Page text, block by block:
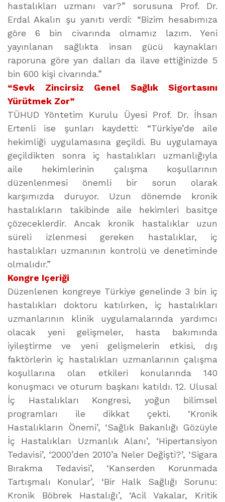
hastalıkları uzmanı var?” sorusuna Prof. Dr.
Erdal Akalın şu yanıtı verdi: “Bizim hesabımıza
göre 6 bin civarında olmamız lazım. Yeni
yayınlanan sağlıkta insan gücü kaynakları
raporuna göre yan dalları da ilave ettiğinizde 5
bin 600 kişi civarında.”
“Sevk Zincirsiz Genel Sağlık Sigortasını
Yürütmek Zor”
TÜHUD Yöntetim Kurulu Üyesi Prof. Dr. İhsan
Ertenli ise şunları kaydetti: “Türkiye’de aile
hekimliği uygulamasına geçildi. Bu uygulamaya
geçildikten sonra iç hastalıkları uzmanlığıyla
aile hekimlerinin çalışma koşullarının
düzenlenmesi önemli bir sorun olarak
karşımızda duruyor. Uzun dönemde kronik
hastalıkların takibinde aile hekimleri basitçe
çözeceklerdir. Ancak kronik hastalıklar uzun
süreli izlenmesi gereken hastalıklar, iç
hastalıkları uzmanının kontrolü ve denetiminde
olmalıdır.”
Kongre Içeriği
Düzenlenen kongreye Türkiye genelinde 3 bin iç
hastalıkları doktoru katılırken, iç hastalıkları
uzmanlarının klinik uygulamalarında yardımcı
olacak yeni gelişmeler, hasta bakımında
iyileştirme ve yeni gelişmelerin etkisi, dış
faktörlerin iç hastalıkları uzmanlarının çalışma
koşullarına olan etkileri konularında 140
konuşmacı ve oturum başkanı katıldı. 12. Ulusal
İç Hastalıkları Kongresi, yoğun bilimsel
programları ile dikkat çekti. ‘Kronik
Hastalıkların Önemi’, ‘Sağlık Bakanlığı Gözüyle
İç Hastalıkları Uzmanlık Alanı’, ‘Hipertansiyon
Tedavisi’, ‘2000’den 2010’a Neler Değişti?’, ‘Sigara
Bırakma Tedavisi’, ‘Kanserden Korunmada
Tartışmalı Konular’, ‘Bir Halk Sağlığı Sorunu:
Kronik Böbrek Hastalığı’, ‘Acil Vakalar, Kritik